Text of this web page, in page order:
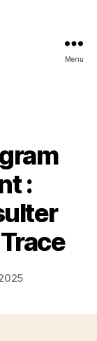
Menu
: